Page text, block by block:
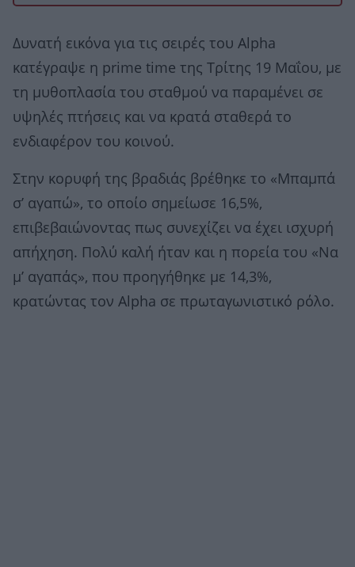
Δυνατή εικόνα για τις σειρές του Alpha
κατέγραψε η prime time της Τρίτης 19 Μαΐου, με
τη μυθοπλασία του σταθμού να παραμένει σε
υψηλές πτήσεις και να κρατά σταθερά το
ενδιαφέρον του κοινού.
Στην κορυφή της βραδιάς βρέθηκε το «Μπαμπά
σ’ αγαπώ», το οποίο σημείωσε 16,5%,
επιβεβαιώνοντας πως συνεχίζει να έχει ισχυρή
απήχηση. Πολύ καλή ήταν και η πορεία του «Να
μ’ αγαπάς», που προηγήθηκε με 14,3%,
κρατώντας τον Alpha σε πρωταγωνιστικό ρόλο.